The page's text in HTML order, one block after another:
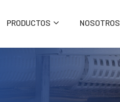
PRODUCTOS NOSOTROS